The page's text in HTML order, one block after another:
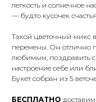
легкость и солнечное
— будто кусочек
Такой цветочный микс
перемены. Он отлично
любимым, поздравить
настроение себе или
Букет собран из 5
БЕСПЛАТНО доставим